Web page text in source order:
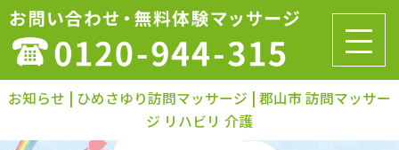
お知らせ | ひめさゆり訪問マッサージ | 郡山市 訪問マッサー
ジ リハビリ 介護